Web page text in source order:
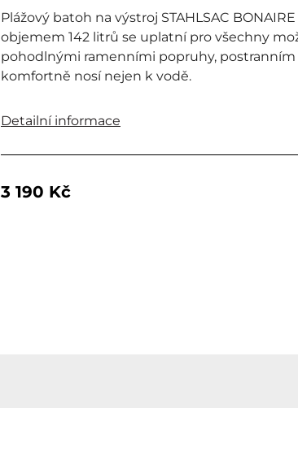
Plážový batoh na výstroj STAHLSAC BONAIRE
objemem 142 litrů se uplatní pro všechny
pohodlnými ramenními popruhy, postranním
komfortně nosí nejen k vodě.
Detailní informace
3 190 Kč